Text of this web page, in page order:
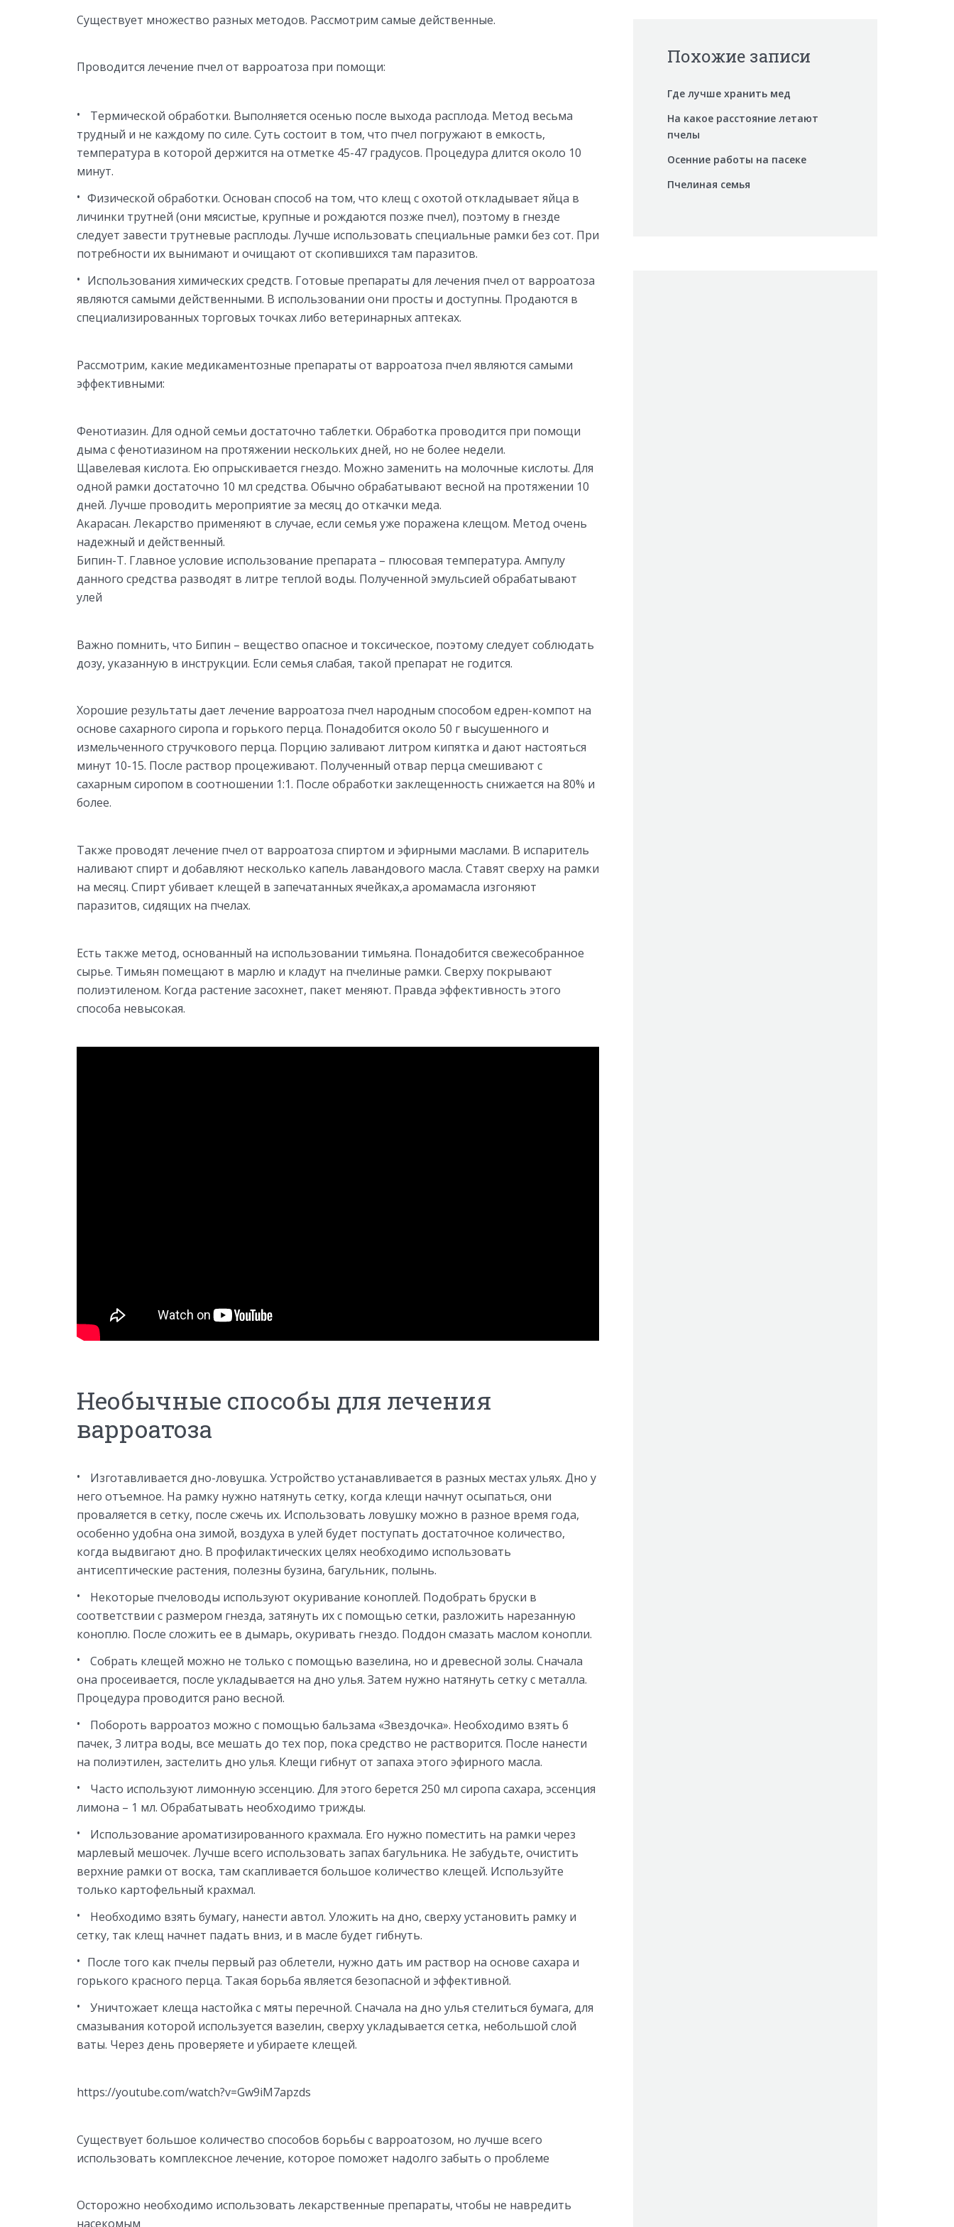
Существует множество разных методов. Рассмотрим самые действенные.
Проводится лечение пчел от варроатоза при помощи:
Термической обработки. Выполняется осенью после выхода расплода. Метод весьма
трудный и не каждому по силе. Суть состоит в том, что пчел погружают в емкость,
температура в которой держится на отметке 45-47 градусов. Процедура длится около 10
минут.
Физической обработки. Основан способ на том, что клещ с охотой откладывает яйца в
личинки трутней (они мясистые, крупные и рождаются позже пчел), поэтому в гнезде
следует завести трутневые расплоды. Лучше использовать специальные рамки без сот. При
потребности их вынимают и очищают от скопившихся там паразитов.
Использования химических средств. Готовые препараты для лечения пчел от варроатоза
являются самыми действенными. В использовании они просты и доступны. Продаются в
специализированных торговых точках либо ветеринарных аптеках.
Рассмотрим, какие медикаментозные препараты от варроатоза пчел являются самыми
эффективными:
Фенотиазин. Для одной семьи достаточно таблетки. Обработка проводится при помощи
дыма с фенотиазином на протяжении нескольких дней, но не более недели.
Щавелевая кислота. Ею опрыскивается гнездо. Можно заменить на молочные кислоты. Для
одной рамки достаточно 10 мл средства. Обычно обрабатывают весной на протяжении 10
дней. Лучше проводить мероприятие за месяц до откачки меда.
Акарасан. Лекарство применяют в случае, если семья уже поражена клещом. Метод очень
надежный и действенный.
Бипин-Т. Главное условие использование препарата – плюсовая температура. Ампулу
данного средства разводят в литре теплой воды. Полученной эмульсией обрабатывают
улей
Важно помнить, что Бипин – вещество опасное и токсическое, поэтому следует соблюдать
дозу, указанную в инструкции. Если семья слабая, такой препарат не годится.
Хорошие результаты дает лечение варроатоза пчел народным способом едрен-компот на
основе сахарного сиропа и горького перца. Понадобится около 50 г высушенного и
измельченного стручкового перца. Порцию заливают литром кипятка и дают настояться
минут 10-15. После раствор процеживают. Полученный отвар перца смешивают с
сахарным сиропом в соотношении 1:1. После обработки заклещенность снижается на 80% и
более.
Также проводят лечение пчел от варроатоза спиртом и эфирными маслами. В испаритель
наливают спирт и добавляют несколько капель лавандового масла. Ставят сверху на рамки
на месяц. Спирт убивает клещей в запечатанных ячейках,а аромамасла изгоняют
паразитов, сидящих на пчелах.
Есть также метод, основанный на использовании тимьяна. Понадобится свежесобранное
сырье. Тимьян помещают в марлю и кладут на пчелиные рамки. Сверху покрывают
полиэтиленом. Когда растение засохнет, пакет меняют. Правда эффективность этого
способа невысокая.
Необычные способы для лечения
варроатоза
Изготавливается дно-ловушка. Устройство устанавливается в разных местах ульях. Дно у
него отъемное. На рамку нужно натянуть сетку, когда клещи начнут осыпаться, они
проваляется в сетку, после сжечь их. Использовать ловушку можно в разное время года,
особенно удобна она зимой, воздуха в улей будет поступать достаточное количество,
когда выдвигают дно. В профилактических целях необходимо использовать
антисептические растения, полезны бузина, багульник, полынь.
Некоторые пчеловоды используют окуривание коноплей. Подобрать бруски в
соответствии с размером гнезда, затянуть их с помощью сетки, разложить нарезанную
коноплю. После сложить ее в дымарь, окуривать гнездо. Поддон смазать маслом конопли.
Собрать клещей можно не только с помощью вазелина, но и древесной золы. Сначала
она просеивается, после укладывается на дно улья. Затем нужно натянуть сетку с металла.
Процедура проводится рано весной.
Побороть варроатоз можно с помощью бальзама «Звездочка». Необходимо взять 6
пачек, 3 литра воды, все мешать до тех пор, пока средство не растворится. После нанести
на полиэтилен, застелить дно улья. Клещи гибнут от запаха этого эфирного масла.
Часто используют лимонную эссенцию. Для этого берется 250 мл сиропа сахара, эссенция
лимона – 1 мл. Обрабатывать необходимо трижды.
Использование ароматизированного крахмала. Его нужно поместить на рамки через
марлевый мешочек. Лучше всего использовать запах багульника. Не забудьте, очистить
верхние рамки от воска, там скапливается большое количество клещей. Используйте
только картофельный крахмал.
Необходимо взять бумагу, нанести автол. Уложить на дно, сверху установить рамку и
сетку, так клещ начнет падать вниз, и в масле будет гибнуть.
После того как пчелы первый раз облетели, нужно дать им раствор на основе сахара и
горького красного перца. Такая борьба является безопасной и эффективной.
Уничтожает клеща настойка с мяты перечной. Сначала на дно улья стелиться бумага, для
смазывания которой используется вазелин, сверху укладывается сетка, небольшой слой
ваты. Через день проверяете и убираете клещей.
https://youtube.com/watch?v=Gw9iM7apzds
Существует большое количество способов борьбы с варроатозом, но лучше всего
использовать комплексное лечение, которое поможет надолго забыть о проблеме
Осторожно необходимо использовать лекарственные препараты, чтобы не навредить
насекомым
Похожие записи
Где лучше хранить мед
На какое расстояние летают
пчелы
Осенние работы на пасеке
Пчелиная семья